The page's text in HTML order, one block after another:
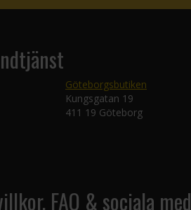
Göteborgsbutiken
Kungsgatan 19
411 19 Göteborg
FAQ & sociala